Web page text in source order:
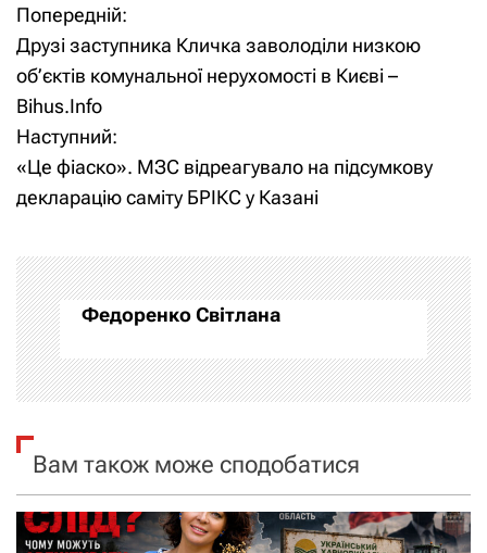
Н
а
в
і
г
а
ц
і
я
з
а
п
Попередній:
Друзі заступника Кличка заволоділи низкою
об’єктів комунальної нерухомості в Києві –
Bihus.Info
Наступний:
«Це фіаско». МЗС відреагувало на підсумкову
декларацію саміту БРІКС у Казані
Федоренко Світлана
Вам також може сподобатися